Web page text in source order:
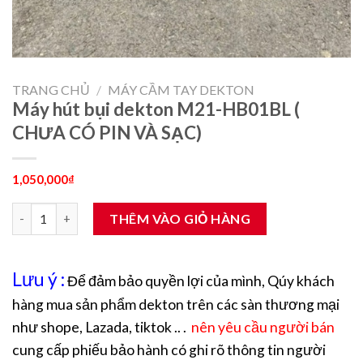
TRANG CHỦ / MÁY CẦM TAY DEKTON
Máy hút bụi dekton M21-HB01BL (
CHƯA CÓ PIN VÀ SẠC)
1,050,000₫
Máy hút bụi dekton M21-HB01BL ( CHƯA CÓ PIN VÀ SẠC) số
THÊM VÀO GIỎ HÀNG
Lưu ý :Để đảm bảo quyền lợi của mình, Qúy khách
hàng mua sản phẩm dekton trên các sàn thương mại
như shope, Lazada, tiktok .. . nên yêu cầu người bán
cung cấp phiếu bảo hành có ghi rõ thông tin người